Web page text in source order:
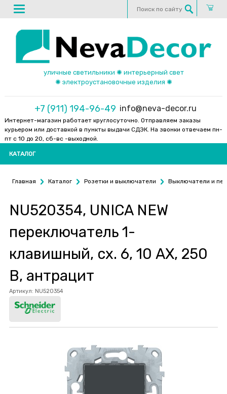
уличные светильники ✺ интерьерный свет
✺ электроустановочные изделия ✺
+7 (911) 194-96-49 info@neva-decor.ru
Интернет-магазин работает круглосуточно. Отправляем заказы
курьером или доставкой в пункты выдачи СДЭК. На звонки отвечаем пн-
пт с 10 до 20, сб-вс -выходной.
КАТАЛОГ
Главная Каталог Розетки и выключатели Выключатели и
NU520354, UNICA NEW
переключатель 1-
клавишный, сх. 6, 10 AX, 250
В, антрацит
Артикул: NU520354